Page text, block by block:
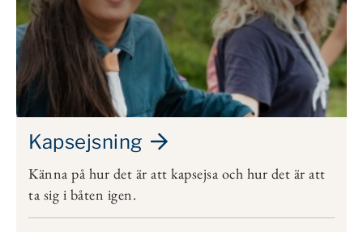
Kapsejsning
Känna på hur det är att kapsejsa och hur det är att
ta sig i båten igen.